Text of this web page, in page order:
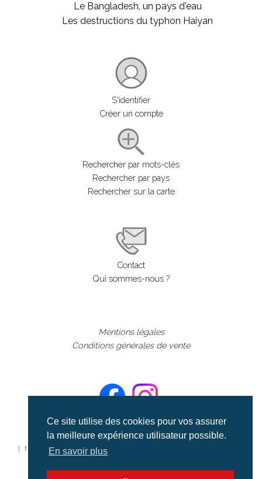
Ce site utilise des cookies pour vos assurer
la meilleure expérience utilisateur possible.
En savoir plus
Le Bangladesh, un pays d'eau
Les destructions du typhon Haiyan
S'identifier
Créer un compte
Rechercher par mots-clés
Rechercher par pays
Rechercher sur la carte
Contact
Qui sommes-nous ?
Mentions légales
Conditions générales de vente
©aerialcollection marque déposée 2024
| tous droits réservés | aerialcollection.fr banque d'images
aériennes et documentaires video et cinéma |